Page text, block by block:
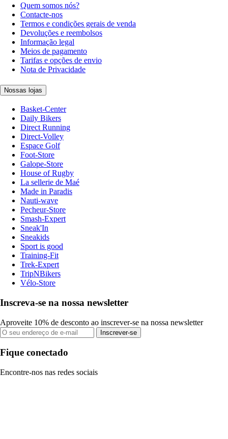
Quem somos nós?
Contacte-nos
Termos e condições gerais de venda
Devoluções e reembolsos
Informação legal
Meios de pagamento
Tarifas e opções de envio
Nota de Privacidade
Nossas lojas
Basket-Center
Daily Bikers
Direct Running
Direct-Volley
Espace Golf
Foot-Store
Galope-Store
House of Rugby
La sellerie de Maé
Made in Paradis
Nauti-wave
Pecheur-Store
Smash-Expert
Sneak'In
Sneakids
Sport is good
Training-Fit
Trek-Expert
TripNBikers
Vélo-Store
Inscreva-se na nossa newsletter
Aproveite 10% de desconto ao inscrever-se na nossa newsletter
Inscrever-se
Fique conectado
Encontre-nos nas redes sociais